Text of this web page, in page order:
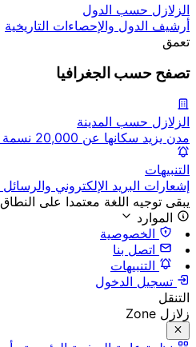
الزلازل حسب الدول
أرشيف الدول والإحصاءات التاريخية
تعمق
تصفح حسب الجغرافيا
الزلازل حسب المدينة
مدن يزيد سكانها عن 20,000 نسمة مع إحصاءات الزلازل القريبة.
التنبيهات
إشعارات البريد الإلكتروني
يبقى توجيه اللغة معتمدا على
الموارد
الخصوصية
اتصل بنا
التنبيهات
تسجيل الدخول
التنقل
زلازل Zone